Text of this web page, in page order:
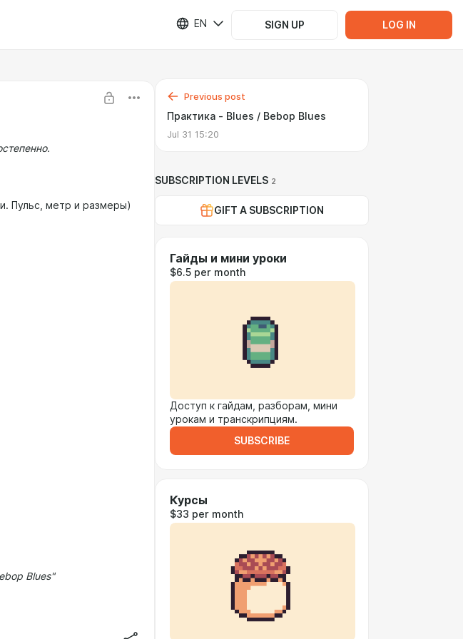
EN SIGN UP LOG IN
Пульс, метр и размеры)
Blues"
Previous post
Практика - Blues / Bebop Blues
Jul 31 15:20
SUBSCRIPTION LEVELS 2
GIFT A SUBSCRIPTION
Гайды и мини уроки
$6.5 per month
Доступ к гайдам, разборам, мини
урокам и транскрипциям.
SUBSCRIBE
Курсы
$33 per month